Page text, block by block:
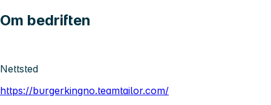
Om bedriften
Nettsted
https://burgerkingno.teamtailor.com/